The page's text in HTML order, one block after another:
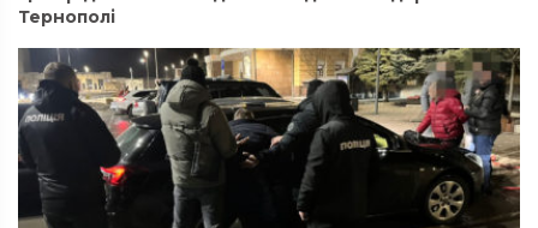
Тернополі